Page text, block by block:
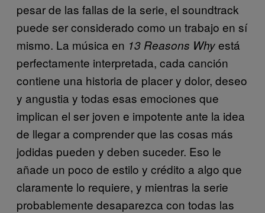
pesar de las fallas de la serie, el soundtrack
puede ser considerado como un trabajo en sí
mismo. La música en 13 Reasons Whyestá
perfectamente interpretada, cada canción
contiene una historia de placer y dolor, deseo
y angustia y todas esas emociones que
implican el ser joven e impotente ante la idea
de llegar a comprender que las cosas más
jodidas pueden y deben suceder. Eso le
añade un poco de estilo y crédito a algo que
claramente lo requiere, y mientras la serie
probablemente desaparezca con todas las